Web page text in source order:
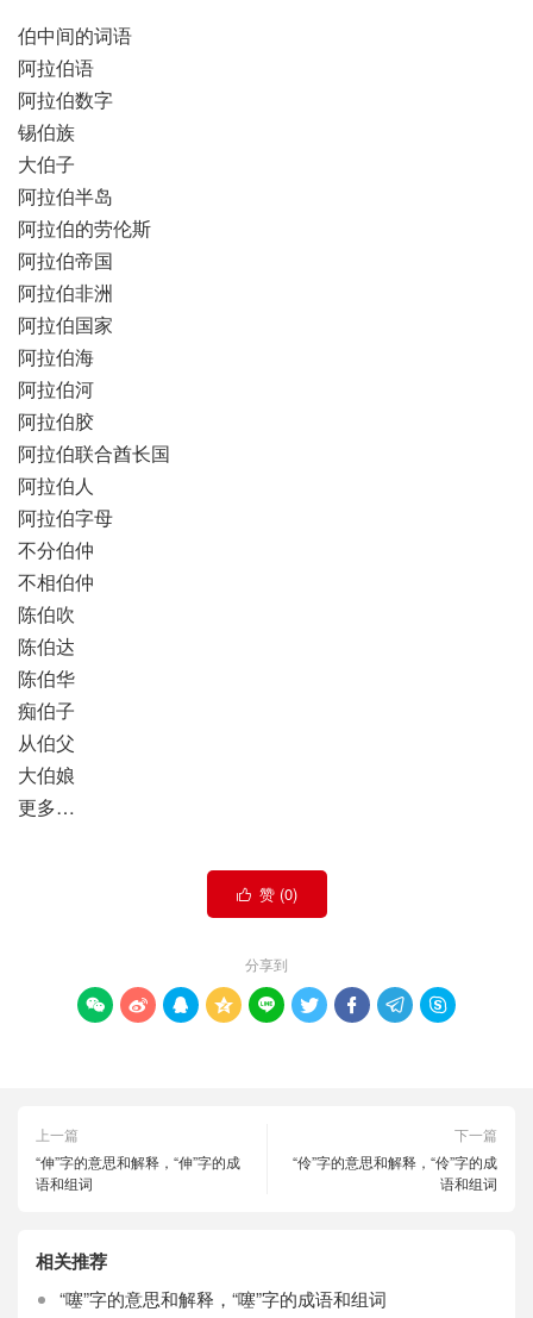
伯中间的词语
阿拉伯语
阿拉伯数字
锡伯族
大伯子
阿拉伯半岛
阿拉伯的劳伦斯
阿拉伯帝国
阿拉伯非洲
阿拉伯国家
阿拉伯海
阿拉伯河
阿拉伯胶
阿拉伯联合酋长国
阿拉伯人
阿拉伯字母
不分伯仲
不相伯仲
陈伯吹
陈伯达
陈伯华
痴伯子
从伯父
大伯娘
更多…
 赞 (0)
分享到
        
上一篇
“伸”字的意思和解释，“伸”字的成
语和组词
下一篇
“伶”字的意思和解释，“伶”字的成
语和组词
相关推荐
“噻”字的意思和解释，“噻”字的成语和组词